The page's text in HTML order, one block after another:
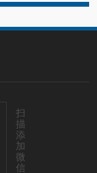
扫
描
添
加
微
信